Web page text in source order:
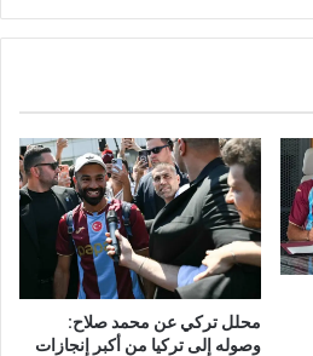
محلل تركي عن محمد صلاح:
وصوله إلى تركيا من أكبر إنجازات